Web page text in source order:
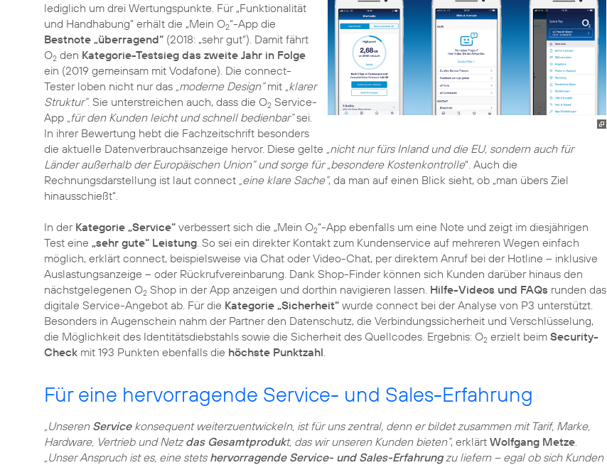
lediglich um drei Wertungspunkte. Für „Funktionalität
und Handhabung“ erhält die „Mein O2“-App die
Bestnote „überragend“ (2018: „sehr gut“). Damit fährt
O2 den Kategorie-Testsieg das zweite Jahr in Folge
ein (2019 gemeinsam mit Vodafone). Die connect-
Tester loben nicht nur das „moderne Design“mit „klarer
Struktur“. Sie unterstreichen auch, dass die O2 Service-
App „für den Kunden leicht und schnell bedienbar“sei.
In ihrer Bewertung hebt die Fachzeitschrift besonders
die aktuelle Datenverbrauchsanzeige hervor. Diese gelte „nicht nur fürs Inland und die EU, sondern auch für
Länder außerhalb der Europäischen Union“ und sorge für „besondere Kostenkontrolle“. Auch die
Rechnungsdarstellung ist laut connect „eine klare Sache“, da man auf einen Blick sieht, ob „man übers Ziel
hinausschießt“.
In der Kategorie „Service“ verbessert sich die „Mein O2“-App ebenfalls um eine Note und zeigt im diesjährigen
Test eine „sehr gute“ Leistung. So sei ein direkter Kontakt zum Kundenservice auf mehreren Wegen einfach
möglich, erklärt connect, beispielsweise via Chat oder Video-Chat, per direktem Anruf bei der Hotline – inklusive
Auslastungsanzeige – oder Rückrufvereinbarung. Dank Shop-Finder können sich Kunden darüber hinaus den
nächstgelegenen O2 Shop in der App anzeigen und dorthin navigieren lassen. Hilfe-Videos und FAQs runden das
digitale Service-Angebot ab. Für die Kategorie „Sicherheit“ wurde connect bei der Analyse von P3 unterstützt.
Besonders in Augenschein nahm der Partner den Datenschutz, die Verbindungssicherheit und Verschlüsselung,
die Möglichkeit des Identitätsdiebstahls sowie die Sicherheit des Quellcodes. Ergebnis: O2 erzielt beim Security-
Check mit 193 Punkten ebenfalls die höchste Punktzahl.
Für eine hervorragende Service- und Sales-Erfahrung
„Unseren Servicekonsequent weiterzuentwickeln, ist für uns zentral, denn er bildet zusammen mit Tarif, Marke,
Hardware, Vertrieb und Netz das Gesamtprodukt, das wir unseren Kunden bieten“, erklärt Wolfgang Metze.
„Unser Anspruch ist es, eine stets hervorragende Service- und Sales-Erfahrungzu liefern – egal ob sich Kunden